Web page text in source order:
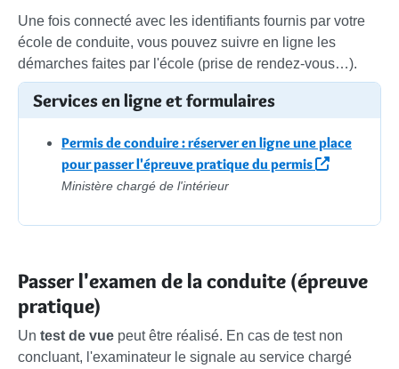
Une fois connecté avec les identifiants fournis par votre
école de conduite, vous pouvez suivre en ligne les
démarches faites par l'école (prise de rendez-vous…).
Services en ligne et formulaires
Permis de conduire : réserver en ligne une place
pour passer l'épreuve pratique du permis
Ministère chargé de l'intérieur
Passer l'examen de la conduite (épreuve
pratique)
Un test de vue peut être réalisé. En cas de test non
concluant, l'examinateur le signale au service chargé